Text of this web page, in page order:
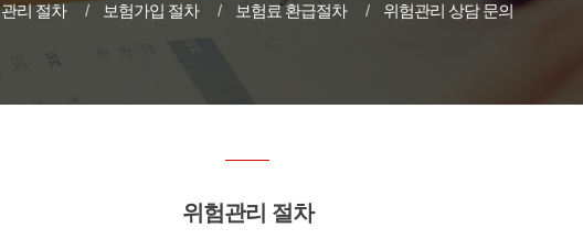
리 절차 보험가입 절차 보험료 환급절차 위험관리 상담 문의
위험관리 절차